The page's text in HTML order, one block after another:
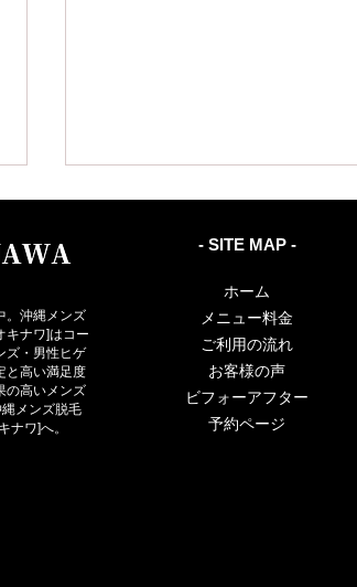
【沖縄・那覇・浦添】介護脱
毛とは？男性が今始めるべき
理由とメリットを徹底解説
。沖縄メンズ
キナワ]はコー
ズ・男性ヒゲ
と高い満足度
の高いメンズ
メンズ脱毛
ナワ]へ。
- SITE MAP -
ホーム
メニュー料金
ご利用の流れ
お客様の声
ビフォーアフター
予約ページ